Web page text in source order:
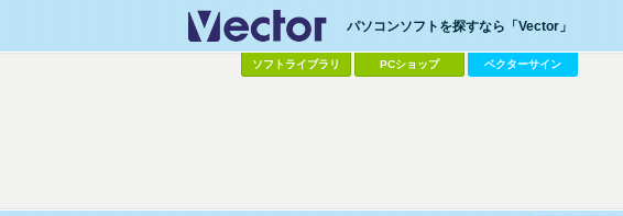
パソコンソフトを探すなら「Vector」
ソフトライブラリ PCショップ ベクターサイン